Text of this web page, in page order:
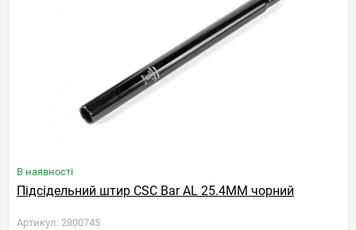
В наявності
Підсідельний штир CSC Bar AL 25.4MM чорний
Артикул: 2800745